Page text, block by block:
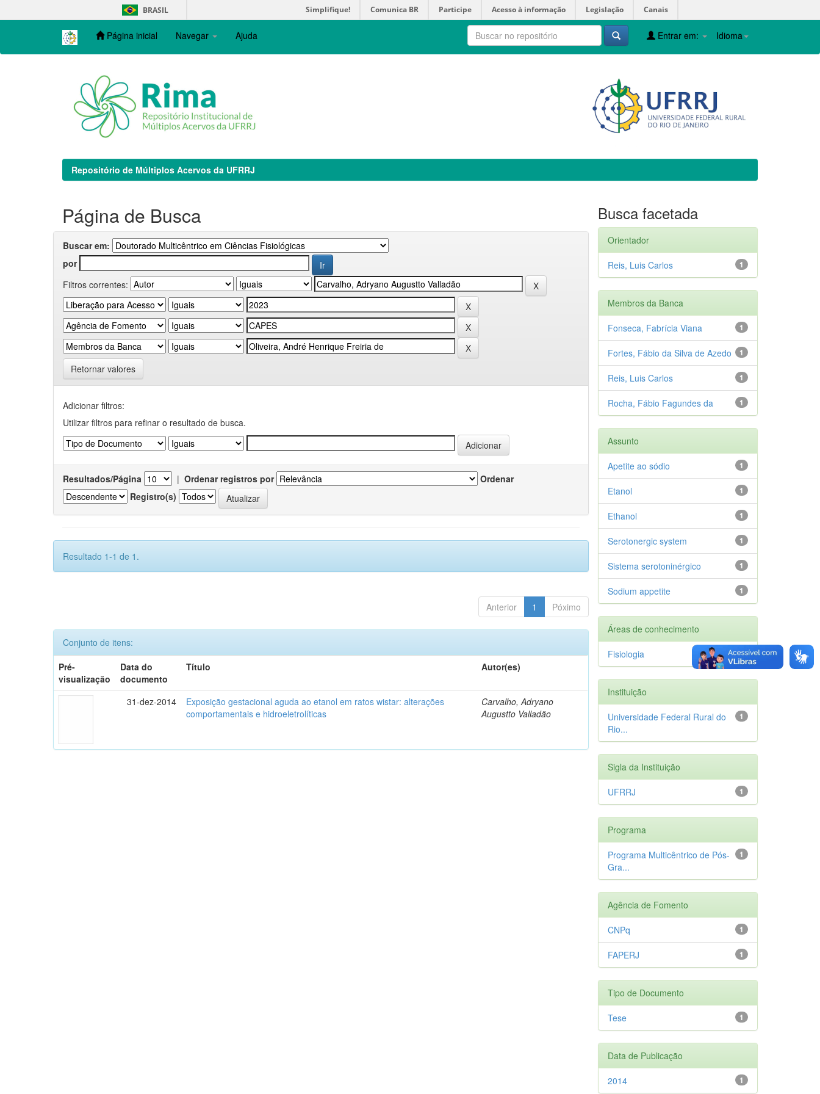
navigation
BRASIL Simplifique! Comunica BR Participe Acesso à informação Legislação Canais
Página inicial Navegar Ajuda Idioma
Entrar em:
Repositório de Múltiplos Acervos da UFRRJ
Página de Busca
Buscar em:
por
Filtros correntes:
Retornar valores
Adicionar filtros:
Utilizar filtros para refinar o resultado de busca.
Resultados/Página | Ordenar registros por
Ordenar
Registro(s)
Resultado 1-1 de 1.
Anterior 1 Póximo
Conjunto de itens:
Pré-
visualização
Data do
documento
Título Autor(es)
31-dez-2014
Exposição gestacional aguda ao etanol em ratos wistar: alterações
comportamentais e hidroeletrolíticas
Carvalho, Adryano
Augustto Valladão
Busca facetada
Orientador
1
Reis, Luis Carlos
Membros da Banca
1
Fonseca, Fabrícia Viana
1
Fortes, Fábio da Silva de Azedo
1
Reis, Luis Carlos
1
Rocha, Fábio Fagundes da
Assunto
1
Apetite ao sódio
1
Etanol
1
Ethanol
1
Serotonergic system
1
Sistema serotoninérgico
1
Sodium appetite
Áreas de conhecimento
1
Fisiologia
Instituição
1
Universidade Federal Rural do
Rio...
Sigla da Instituição
1
UFRRJ
Programa
1
Programa Multicêntrico de Pós-
Gra...
Agência de Fomento
1
CNPq
1
FAPERJ
Tipo de Documento
1
Tese
Data de Publicação
1
2014